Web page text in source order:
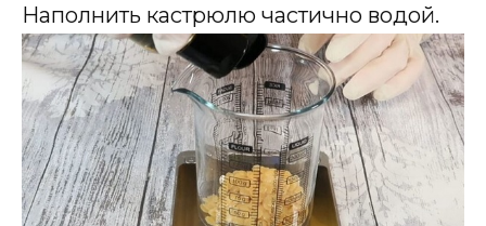
Наполнить кастрюлю частично водой.